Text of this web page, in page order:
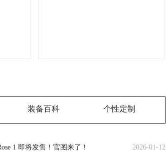
装备百科 个性定制
2026-01-12
1 即将发售！官图来了！